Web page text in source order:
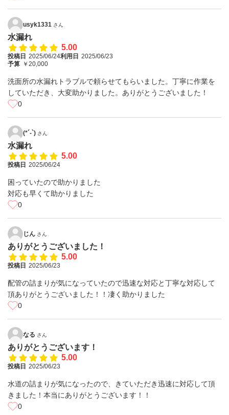
usyk1331 さん
水漏れ
5.00
投稿日 2025/06/24利用日 2025/06/23
予算 ￥20,000
洗面所の水漏れトラブルで頼らせてもらいました。丁寧に作業を
していただき、大変助かりました。ありがとうございました！
0
(*´-`) さん
水漏れ
5.00
投稿日 2025/06/24
困っていたので助かりました
対応も早くて助かりました
0
じん さん
ありがとうございました！
5.00
投稿日 2025/06/23
配管の詰まりが気になっていたので迅速な対応と丁寧な対応して
頂ありがとうございました！！凄く助かりました
0
なる さん
ありがとうございます！
5.00
投稿日 2025/06/23
水道の詰まりが気になったので、きていただき迅速に対応して頂
きました！本当にありがとうございます！！
0